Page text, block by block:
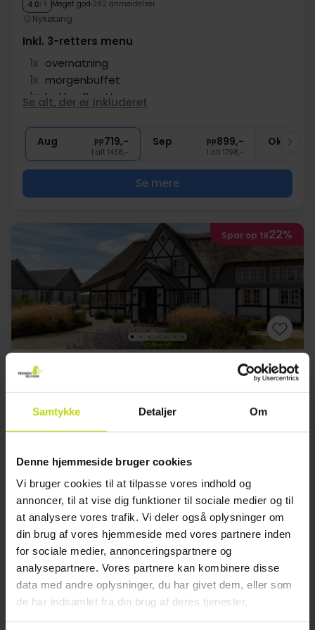
Samtykke Detaljer Om
Denne hjemmeside bruger cookies
Vi bruger cookies til at tilpasse vores indhold og
annoncer, til at vise dig funktioner til sociale medier og til
at analysere vores trafik. Vi deler også oplysninger om
din brug af vores hjemmeside med vores partnere inden
for sociale medier, annonceringspartnere og
analysepartnere. Vores partnere kan kombinere disse
data med andre oplysninger, du har givet dem, eller som
de har indsamlet fra din brug af deres tjenester.
4.0/ 5 Meget god 282 anmeldelser
Nykøbing
Inkl. 3-retters menu
1x overnatning
1x morgenbuffet
1x lækker 3-retters menu
∞ Gratis parkering
Se alt, der er inkluderet
Aug pp719,-
I alt 1438,-
Sep pp899,-
I alt 1798,-
Okt
Se mere
Spar op til22%
Strandnært charmerende hotel
Hotel Nørrevang
God
Nykøbing
Inkl. 2-retters menu
1x overnatning m. morgenmad
1x
2-retters menu
∞ Adgang til sauna og relax afdeling
1x Snacks før aftensmad
1x
kaffe to go
Se alt, der er inkluderet
Aug pp1199,-
I alt 2398,-
Sep pp 869,-
I alt 1738,-
Se mere